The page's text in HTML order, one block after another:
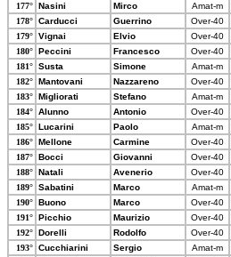
177° Nasini Mirco Amat-m
178° Carducci Guerrino Over-40
179° Vignai Elvio Over-40
180° Peccini Francesco Over-40
181° Susta Simone Amat-m
182° Mantovani Nazzareno Over-40
183° Migliorati Stefano Amat-m
184° Alunno Antonio Over-40
185° Lucarini Paolo Amat-m
186° Mellone Carmine Over-40
187° Bocci Giovanni Over-40
188° Natali Avenerio Over-40
189° Sabatini Marco Amat-m
190° Buono Marco Over-40
191° Picchio Maurizio Over-40
192° Dorelli Rodolfo Over-40
193° Cucchiarini Sergio Amat-m